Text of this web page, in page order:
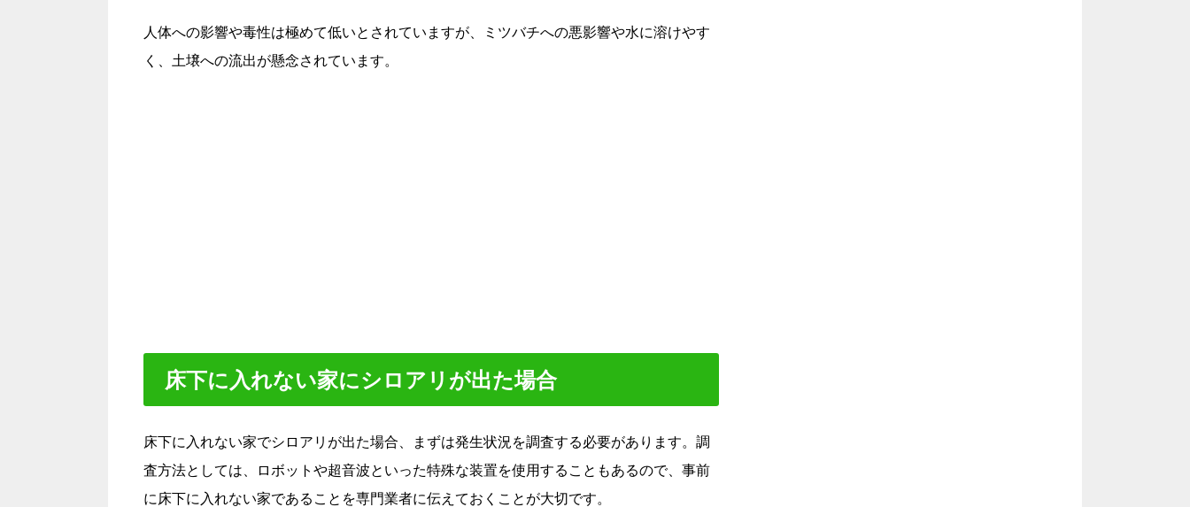
人体への影響や毒性は極めて低いとされていますが、ミツバチへの悪影響や水に溶けやす
く、土壌への流出が懸念されています。
床下に入れない家にシロアリが出た場合
床下に入れない家でシロアリが出た場合、まずは発生状況を調査する必要があります。調
査方法としては、ロボットや超音波といった特殊な装置を使用することもあるので、事前
に床下に入れない家であることを専門業者に伝えておくことが大切です。